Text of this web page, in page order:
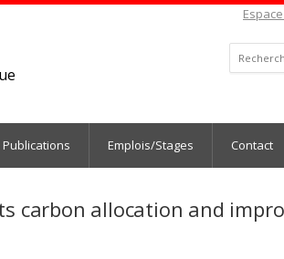
Publications Emplois/Stages Contact
carbon allocation and